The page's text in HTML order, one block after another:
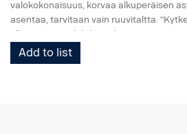
valokokonaisuus, korvaa alkuperäisen
asentaa, tarvitaan vain ruuvitaltta.
alkuperäiseen johdinsarjaan.
Huomaa. Sopii vain kuorma-autoihin,
Add to list